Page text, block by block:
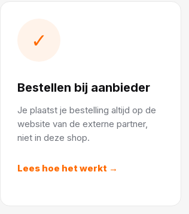
✓
Bestellen bij aanbieder
Je plaatst je bestelling altijd op de
website van de externe partner,
niet in deze shop.
Lees hoe het werkt →